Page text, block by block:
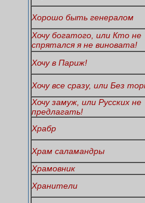
Хорошо быть генералом
Хочу богатого, или Кто не
спрятался я не виновата!
Хочу в Париж!
Хочу все сразу, или Без
Хочу замуж, или Русских не
предлагать!
Храбр
Храм саламандры
Храмовник
Хранители